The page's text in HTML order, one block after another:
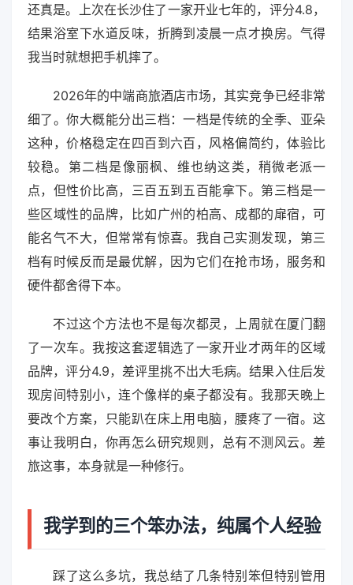
还真是。上次在长沙住了一家开业七年的，评分4.8，
结果浴室下水道反味，折腾到凌晨一点才换房。气得
我当时就想把手机摔了。
2026年的中端商旅酒店市场，其实竞争已经非常
细了。你大概能分出三档：一档是传统的全季、亚朵
这种，价格稳定在四百到六百，风格偏简约，体验比
较稳。第二档是像丽枫、维也纳这类，稍微老派一
点，但性价比高，三百五到五百能拿下。第三档是一
些区域性的品牌，比如广州的柏高、成都的扉宿，可
能名气不大，但常常有惊喜。我自己实测发现，第三
档有时候反而是最优解，因为它们在抢市场，服务和
硬件都舍得下本。
不过这个方法也不是每次都灵，上周就在厦门翻
了一次车。我按这套逻辑选了一家开业才两年的区域
品牌，评分4.9，差评里挑不出大毛病。结果入住后发
现房间特别小，连个像样的桌子都没有。我那天晚上
要改个方案，只能趴在床上用电脑，腰疼了一宿。这
事让我明白，你再怎么研究规则，总有不测风云。差
旅这事，本身就是一种修行。
我学到的三个笨办法，纯属个人经验
踩了这么多坑，我总结了几条特别笨但特别管用